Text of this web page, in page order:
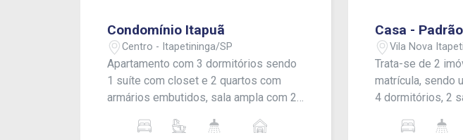
Condomínio Itapuã
Centro - Itapetininga/SP
Apartamento com 3 dormitórios sendo
1 suíte com closet e 2 quartos com
armários embutidos, sala ampla com 2
serviço, corredor com armário
Casa - Padrão
Vila Nova
Trata-se de 2
matrícula, sendo
4 dormitórios, 2
churrasqueira e